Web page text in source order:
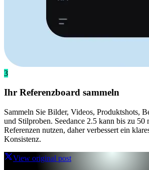
3
Ihr Referenzboard sammeln
Sammeln Sie Bilder, Videos, Produktshots,
und Stilproben. Seedance 2.5 kann bis zu 50
Referenzen nutzen, daher verbessert ein
Konsistenz.
View original post